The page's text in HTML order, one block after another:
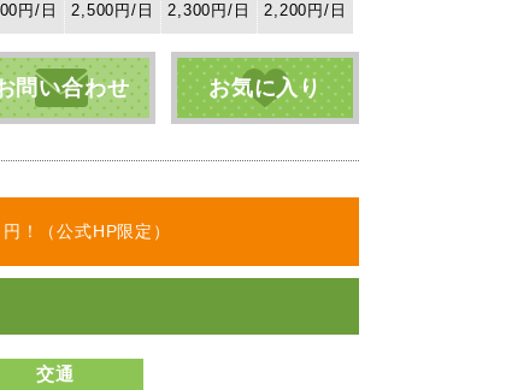
円/日 2,500円/日 2,300円/日 2,200円/日
問い合わせ お気に入り
！（公式HP限定）
交通